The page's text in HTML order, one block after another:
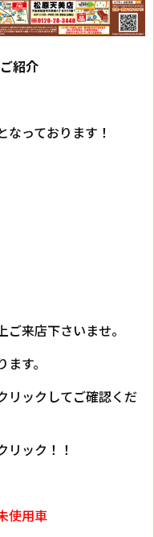
紹介
っております！
来店下さいませ。
す。
リックしてご確認くだ
リック！！
使用車